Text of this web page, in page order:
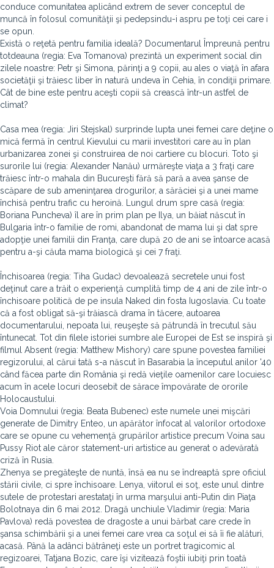
conduce comunitatea aplicând extrem de sever conceptul de
muncă în folosul comunităţii şi pedepsindu-i aspru pe toţi cei care i
se opun.
Există o reţetă pentru familia ideală? Documentarul Împreună pentru
totdeauna (regia: Eva Tomanova) prezintă un experiment social din
zilele noastre: Petr şi Simona, părinţi a 9 copii, au ales o viaţă în afara
societăţii şi trăiesc liber în natură undeva în Cehia, în condiţii primare.
Cât de bine este pentru aceşti copii să crească într-un astfel de
climat?
Casa mea (regia: Jiri Stejskal) surprinde lupta unei femei care deţine o
mică fermă în centrul Kievului cu marii investitori care au în plan
urbanizarea zonei şi construirea de noi cartiere cu blocuri. Toto şi
surorile lui (regia: Alexander Nanău) urmăreşte viaţa a 3 fraţi care
trăiesc într-o mahala din Bucureşti fără să pară a avea şanse de
scăpare de sub ameninţarea drogurilor, a sărăciei şi a unei mame
închisă pentru trafic cu heroină. Lungul drum spre casă (regia:
Boriana Puncheva) îl are în prim plan pe Ilya, un băiat născut în
Bulgaria într-o familie de romi, abandonat de mama lui şi dat spre
adopţie unei familii din Franţa, care după 20 de ani se întoarce acasă
pentru a-şi căuta mama biologică şi cei 7 fraţi.
Închisoarea (regia: Tiha Gudac) devoalează secretele unui fost
deţinut care a trăit o experienţă cumplită timp de 4 ani de zile într-o
închisoare politică de pe insula Naked din fosta Iugoslavia. Cu toate
că a fost obligat să-şi trăiască drama în tăcere, autoarea
documentarului, nepoata lui, reuşeşte să pătrundă în trecutul său
întunecat. Tot din filele istoriei sumbre ale Europei de Est se inspiră şi
filmul Absent (regia: Matthew Mishory) care spune povestea familiei
regizorului, al cărui tată s-a născut în Basarabia la începutul anilor '40
când făcea parte din România şi redă vieţile oamenilor care locuiesc
acum în acele locuri deosebit de sărace împovărate de ororile
Holocaustului.
Voia Domnului (regia: Beata Bubenec) este numele unei mişcări
generate de Dimitry Enteo, un apărător înfocat al valorilor ortodoxe
care se opune cu vehemenţă grupărilor artistice precum Voina sau
Pussy Riot ale căror statement-uri artistice au generat o adevărată
criză în Rusia.
Zhenya se pregăteşte de nuntă, însă ea nu se îndreaptă spre oficiul
stării civile, ci spre închisoare. Lenya, viitorul ei soţ, este unul dintre
sutele de protestari arestataţi în urma marşului anti-Putin din Piaţa
Bolotnaya din 6 mai 2012. Dragă unchiule Vladimir (regia: Maria
Pavlova) redă povestea de dragoste a unui bărbat care crede în
şansa schimbării şi a unei femei care vrea ca soţul ei să îi fie alături,
acasă. Până la adânci bătrâneţi este un portret tragicomic al
regizoarei, Tatjana Bozic, care îşi vizitează foştii iubiţi prin toată